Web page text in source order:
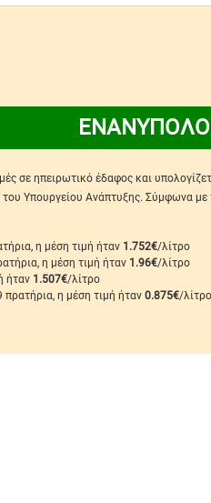
σε ηπειρωτικό έδαφος και
Υπουργείου Ανάπτυξης. Σύμφωνα με
η μέση τιμή ήταν 1.752€/λίτρο
η μέση τιμή ήταν 1.96€/λίτρο
ήταν 1.507€/λίτρο
η μέση τιμή ήταν 0.875€/λίτρο